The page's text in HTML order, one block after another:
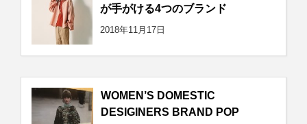
が手がける4つのブランド
2018年11月17日
WOMEN’S DOMESTIC
DESIGINERS BRAND POP